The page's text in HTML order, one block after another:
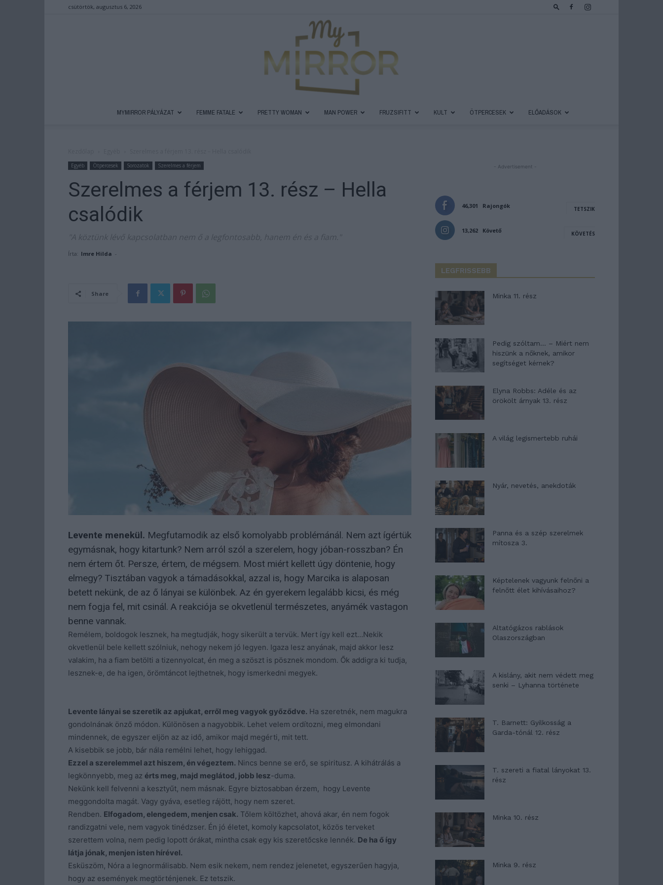
csütörtök, augusztus 6, 2026
Magazin
MYMIRROR PÁLYÁZAT FEMME FATALE PRETTY WOMAN MAN POWER FRUZSIFITT KULT ÖTPERCESEK ELŐADÁSOK
Egyéb Ötpercesek Sorozatok Szerelmes a férjem
Szerelmes a férjem 13. rész – Hella
csalódik
"A köztünk lévő kapcsolatban nem ő a legfontosabb, hanem én és a fiam."
Írta: Imre Hilda -
Share
Levente menekül. Megfutamodik az első komolyabb problémánál. Nem azt ígértük
egymásnak, hogy kitartunk? Nem arról szól a szerelem, hogy jóban-rosszban? Én
nem értem őt. Persze, értem, de mégsem. Most miért kellett úgy döntenie, hogy
elmegy? Tisztában vagyok a támadásokkal, azzal is, hogy Marcika is alaposan
betett nekünk, de az ő lányai se különbek. Az én gyerekem legalább kicsi, és még
nem fogja fel, mit csinál. A reakciója se okvetlenül természetes, anyámék vastagon
benne vannak.
Remélem, boldogok lesznek, ha megtudják, hogy sikerült a tervük. Mert így kell ezt…Nekik
okvetlenül bele kellett szólniuk, nehogy nekem jó legyen. Igaza lesz anyának, majd akkor lesz
valakim, ha a fiam betölti a tizennyolcat, én meg a szöszt is pösznek mondom. Ők addigra ki tudja,
lesznek-e, de ha igen, örömtáncot lejthetnek, hogy ismerkedni megyek.
Levente lányai se szeretik az apjukat, erről meg vagyok győződve. Ha szeretnék, nem magukra
gondolnának önző módon. Különösen a nagyobbik. Lehet velem ordítozni, meg elmondani
mindennek, de egyszer eljön az az idő, amikor majd megérti, mit tett.
A kisebbik se jobb, bár nála remélni lehet, hogy lehiggad.
Ezzel a szerelemmel azt hiszem, én végeztem. Nincs benne se erő, se spiritusz. A kihátrálás a
legkönnyebb, meg az érts meg, majd meglátod, jobb lesz-duma.
Nekünk kell felvenni a kesztyűt, nem másnak. Egyre biztosabban érzem, hogy Levente
meggondolta magát. Vagy gyáva, esetleg rájött, hogy nem szeret.
Rendben. Elfogadom, elengedem, menjen csak. Tőlem költözhet, ahová akar, én nem fogok
randizgatni vele, nem vagyok tinédzser. Én jó életet, komoly kapcsolatot, közös terveket
szerettem volna, nem pedig lopott órákat, mintha csak egy kis szeretőcske lennék. De ha ő így
látja jónak, menjen isten hírével.
Esküszöm, Nóra a legnormálisabb. Nem esik nekem, nem rendez jelenetet, egyszerűen hagyja,
hogy az események megtörténjenek. Ez tetszik.
- Advertisement -
46,301 Rajongók TETSZIK
13,262 Követő KÖVETÉS
LEGFRISSEBB
Minka 11. rész
Pedig szóltam… – Miért nem
hiszünk a nőknek, amikor
segítséget kérnek?
Elyna Robbs: Adéle és az
örökölt árnyak 13. rész
A világ legismertebb ruhái
Nyár, nevetés, anekdoták
Panna és a szép szerelmek
mítosza 3.
Képtelenek vagyunk felnőni a
felnőtt élet kihívásaihoz?
Altatógázos rablások
Olaszországban
A kislány, akit nem védett meg
senki – Lyhanna története
T. Barnett: Gyilkosság a
Garda-tónál 12. rész
T. szereti a fiatal lányokat 13.
rész
Minka 10. rész
Minka 9. rész